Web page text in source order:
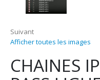
Suivant
Afficher toutes les images
CHAINES